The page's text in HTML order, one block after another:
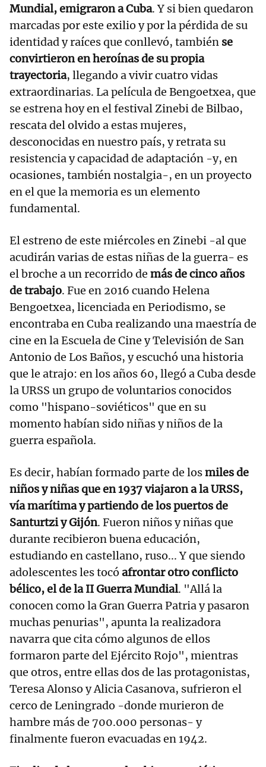
Mundial, emigraron a Cuba. Y si bien quedaron
marcadas por este exilio y por la pérdida de su
identidad y raíces que conllevó, también se
convirtieron en heroínas de su propia
trayectoria, llegando a vivir cuatro vidas
extraordinarias. La película de Bengoetxea, que
se estrena hoy en el festival Zinebi de Bilbao,
rescata del olvido a estas mujeres,
desconocidas en nuestro país, y retrata su
resistencia y capacidad de adaptación -y, en
ocasiones, también nostalgia-, en un proyecto
en el que la memoria es un elemento
fundamental.
El estreno de este miércoles en Zinebi -al que
acudirán varias de estas niñas de la guerra- es
el broche a un recorrido de más de cinco años
de trabajo. Fue en 2016 cuando Helena
Bengoetxea, licenciada en Periodismo, se
encontraba en Cuba realizando una maestría de
cine en la Escuela de Cine y Televisión de San
Antonio de Los Baños, y escuchó una historia
que le atrajo: en los años 60, llegó a Cuba desde
la URSS un grupo de voluntarios conocidos
como "hispano-soviéticos" que en su
momento habían sido niñas y niños de la
guerra española.
Es decir, habían formado parte de losmiles de
niños y niñas que en 1937 viajaron a la URSS,
vía marítima y partiendo de los puertos de
Santurtzi y Gijón. Fueron niños y niñas que
durante recibieron buena educación,
estudiando en castellano, ruso... Y que siendo
adolescentes les tocó afrontar otro conflicto
bélico, el de la II Guerra Mundial. "Allá la
conocen como la Gran Guerra Patria y pasaron
muchas penurias", apunta la realizadora
navarra que cita cómo algunos de ellos
formaron parte del Ejército Rojo", mientras
que otros, entre ellas dos de las protagonistas,
Teresa Alonso y Alicia Casanova, sufrieron el
cerco de Leningrado -donde murieron de
hambre más de 700.000 personas- y
finalmente fueron evacuadas en 1942.